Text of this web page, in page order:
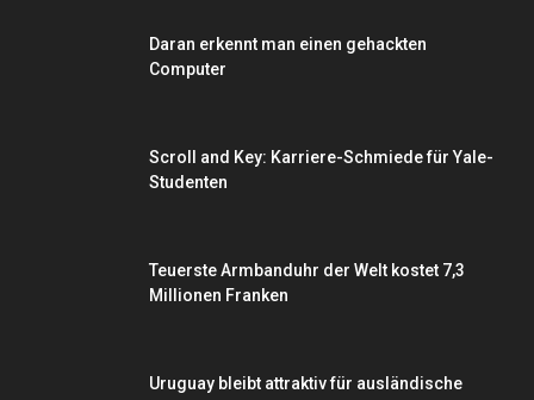
Daran erkennt man einen gehackten
Computer
Scroll and Key: Karriere-Schmiede für Yale-
Studenten
Teuerste Armbanduhr der Welt kostet 7,3
Millionen Franken
Uruguay bleibt attraktiv für ausländische